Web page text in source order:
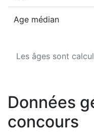
Les âges sont
Age médian
Données
concours